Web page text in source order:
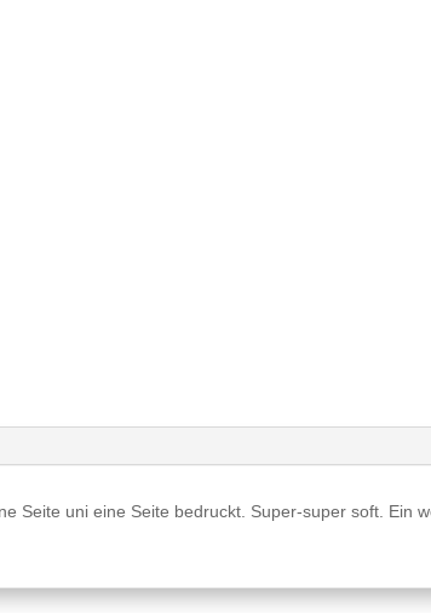
Seite uni eine Seite bedruckt. Super-super soft. Ein